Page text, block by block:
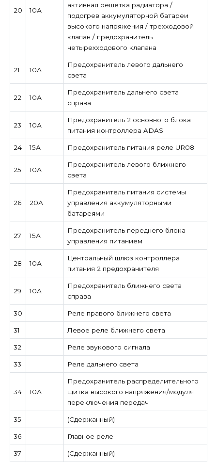
20 10А
активная решетка радиатора /
подогрев аккумуляторной батареи
высокого напряжения / трехходовой
клапан / предохранитель
четырехходового клапана
21 10А
Предохранитель левого дальнего
света
22 10А
Предохранитель дальнего света
справа
23 10А
Предохранитель 2 основного блока
питания контроллера ADAS
24 15А Предохранитель питания реле UR08
25 10А
Предохранитель левого ближнего
света
26 20А
Предохранитель питания системы
управления аккумуляторными
батареями
27 15А
Предохранитель переднего блока
управления питанием
28 10А
Центральный шлюз контроллера
питания 2 предохранителя
29 10А
Предохранитель ближнего света
справа
30 Реле правого ближнего света
31 Левое реле ближнего света
32 Реле звукового сигнала
33 Реле дальнего света
34 10А
Предохранитель распределительного
щитка высокого напряжения/модуля
переключения передач
35 (Сдержанный)
36 Главное реле
37 (Сдержанный)